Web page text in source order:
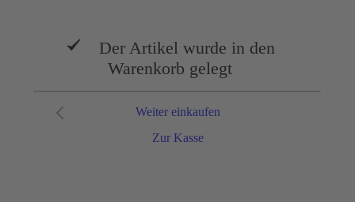
Der Artikel wurde in den
Warenkorb gelegt
Zur Kasse
Weiter einkaufen